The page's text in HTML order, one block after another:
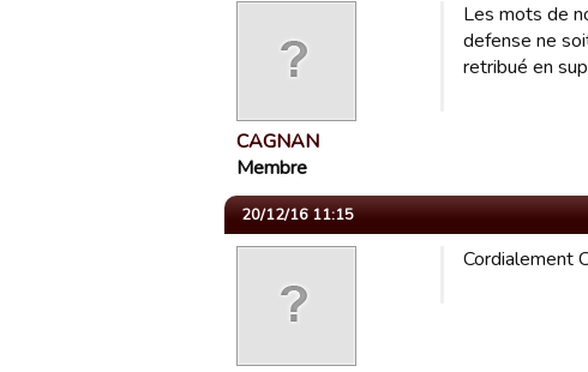
CAGNAN
Membre
Les mots de
defense ne
retribué en
20/12/16 11:15
Cordialement